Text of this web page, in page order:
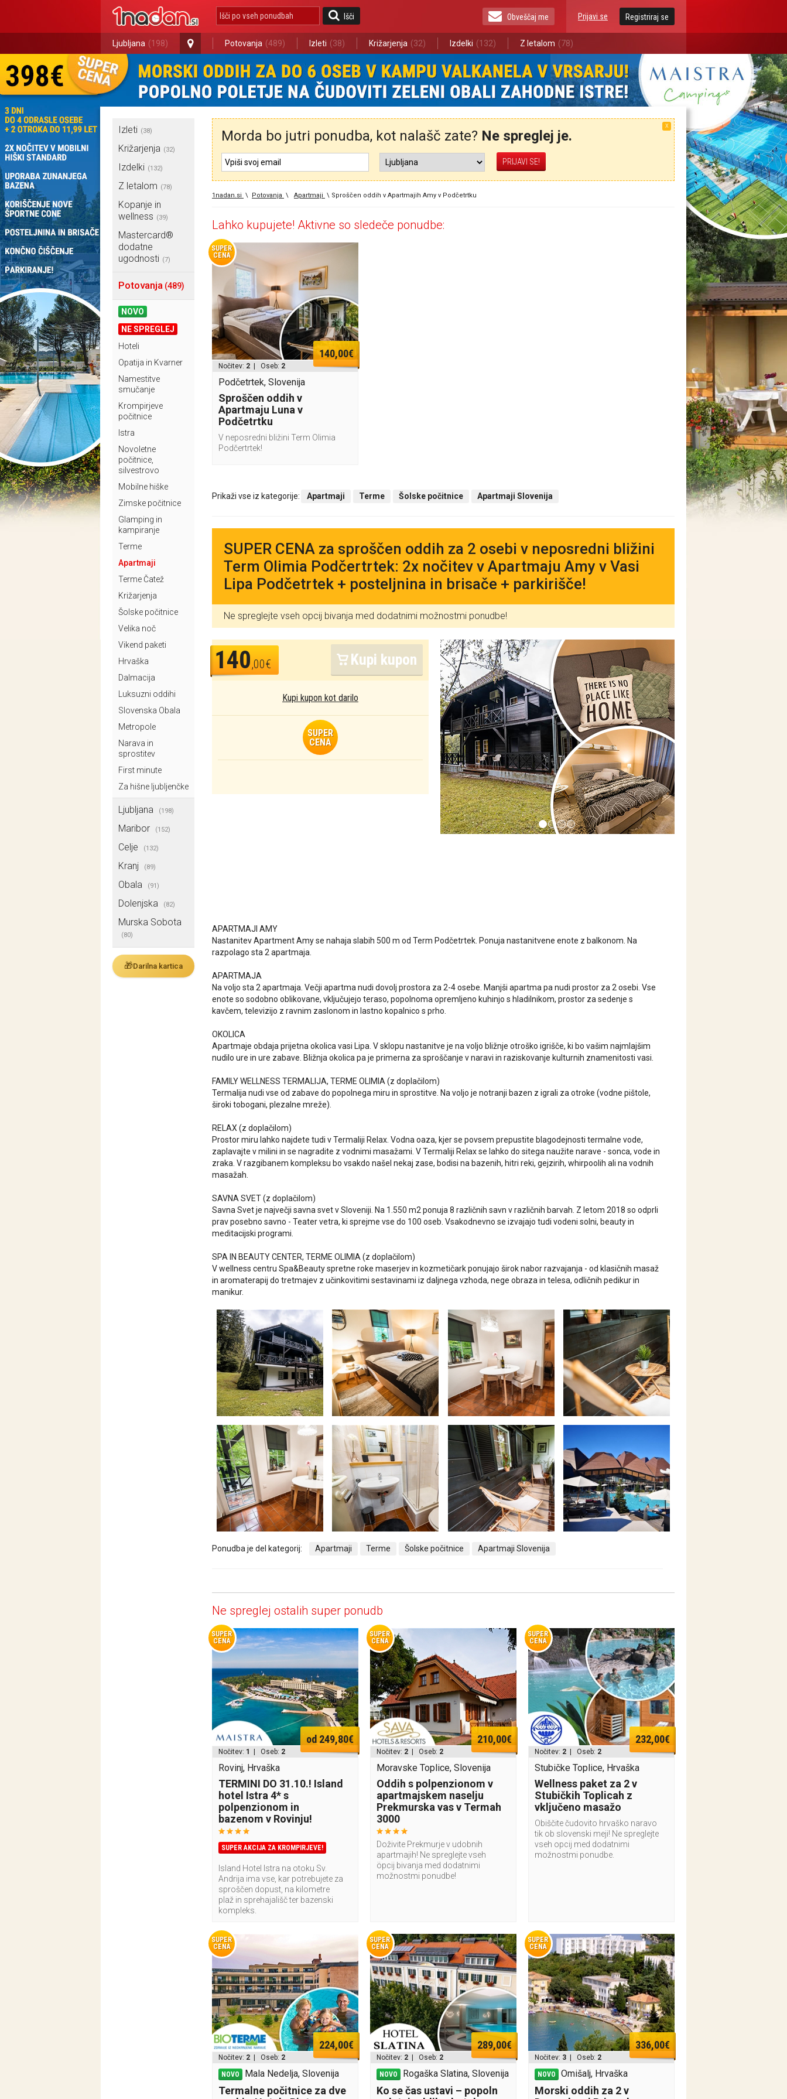
Išči Prijavi se Registriraj se
Obveščaj me
Ljubljana (198) Potovanja (489) Izleti (38) Križarjenja (32) Izdelki (132) Z letalom (78)
Izleti (38)
Križarjenja (32)
Izdelki (132)
Z letalom (78)
Kopanje in
wellness (39)
Mastercard®
dodatne
ugodnosti (7)
Potovanja (489)
NOVO
NE SPREGLEJ
Hoteli
Opatija in Kvarner
Namestitve
smučanje
Krompirjeve
počitnice
Istra
Novoletne
počitnice,
silvestrovo
Mobilne hiške
Zimske počitnice
Glamping in
kampiranje
Terme
Apartmaji
Terme Čatež
Križarjenja
Šolske počitnice
Velika noč
Vikend paketi
Hrvaška
Dalmacija
Luksuzni oddihi
Slovenska Obala
Metropole
Narava in
sprostitev
First minute
Za hišne ljubljenčke
Ljubljana (198)
Maribor (152)
Celje (132)
Kranj (89)
Obala (91)
Dolenjska (82)
Murska Sobota
(80)
🎁Darilna kartica
X
Morda bo jutri ponudba, kot nalašč zate? Ne spreglej je.
1nadan.si \ Potovanja \ Apartmaji \ Sproščen oddih v Apartmajih Amy v Podčetrtku
Lahko kupujete! Aktivne so sledeče ponudbe:
SUPER
CENA
140,00€
Nočitev: 2 | Oseb: 2
Podčetrtek, Slovenija
Sproščen oddih v
Apartmaju Luna v
Podčetrtku
V neposredni bližini Term Olimia
Podčertrtek!
Prikaži vse iz kategorije: Apartmaji Terme Šolske počitnice Apartmaji Slovenija
SUPER CENA za sproščen oddih za 2 osebi v neposredni bližini
Term Olimia Podčertrtek: 2x nočitev v Apartmaju Amy v Vasi
Lipa Podčetrtek + posteljnina in brisače + parkirišče!
Ne spreglejte vseh opcij bivanja med dodatnimi možnostmi ponudbe!
140,00€ Kupi kupon
Kupi kupon kot darilo
SUPER
CENA
APARTMAJI AMY
Nastanitev Apartment Amy se nahaja slabih 500 m od Term Podčetrtek. Ponuja nastanitvene enote z balkonom. Na
razpolago sta 2 apartmaja.
APARTMAJA
Na voljo sta 2 apartmaja. Večji apartma nudi dovolj prostora za 2-4 osebe. Manjši apartma pa nudi prostor za 2 osebi. Vse
enote so sodobno oblikovane, vključujejo teraso, popolnoma opremljeno kuhinjo s hladilnikom, prostor za sedenje s
kavčem, televizijo z ravnim zaslonom in lastno kopalnico s prho.
OKOLICA
Apartmaje obdaja prijetna okolica vasi Lipa. V sklopu nastanitve je na voljo bližnje otroško igrišče, ki bo vašim najmlajšim
nudilo ure in ure zabave. Bližnja okolica pa je primerna za sproščanje v naravi in raziskovanje kulturnih znamenitosti vasi.
FAMILY WELLNESS TERMALIJA, TERME OLIMIA (z doplačilom)
Termalija nudi vse od zabave do popolnega miru in sprostitve. Na voljo je notranji bazen z igrali za otroke (vodne pištole,
široki tobogani, plezalne mreže).
RELAX (z doplačilom)
Prostor miru lahko najdete tudi v Termaliji Relax. Vodna oaza, kjer se povsem prepustite blagodejnosti termalne vode,
zaplavajte v milini in se nagradite z vodnimi masažami. V Termaliji Relax se lahko do sitega naužite narave - sonca, vode in
zraka. V razgibanem kompleksu bo vsakdo našel nekaj zase, bodisi na bazenih, hitri reki, gejzirih, whirpoolih ali na vodnih
masažah.
SAVNA SVET (z doplačilom)
Savna Svet je največji savna svet v Sloveniji. Na 1.550 m2 ponuja 8 različnih savn v različnih barvah. Z letom 2018 so odprli
prav posebno savno - Teater vetra, ki sprejme vse do 100 oseb. Vsakodnevno se izvajajo tudi vodeni solni, beauty in
meditacijski programi.
SPA IN BEAUTY CENTER, TERME OLIMIA (z doplačilom)
V wellness centru Spa&Beauty spretne roke maserjev in kozmetičark ponujajo širok nabor razvajanja - od klasičnih masaž
in aromaterapij do tretmajev z učinkovitimi sestavinami iz daljnega vzhoda, nege obraza in telesa, odličnih pedikur in
manikur.
Ponudba je del kategorij: Apartmaji Terme Šolske počitnice Apartmaji Slovenija
Ne spreglej ostalih super ponudb
SUPER
CENA
od 249,80€
Nočitev: 1 | Oseb: 2
Rovinj, Hrvaška
TERMINI DO 31.10.! Island
hotel Istra 4* s
polpenzionom in
bazenom v Rovinju!
SUPER AKCIJA ZA KROMPIRJEVE!
Island Hotel Istra na otoku Sv.
Andrija ima vse, kar potrebujete za
sproščen dopust, na kilometre
plaž in sprehajališč ter bazenski
kompleks.
SUPER
CENA
210,00€
Nočitev: 2 | Oseb: 2
Moravske Toplice, Slovenija
Oddih s polpenzionom v
apartmajskem naselju
Prekmurska vas v Termah
3000
Doživite Prekmurje v udobnih
apartmajih! Ne spreglejte vseh
öpcij bivanja med dodatnimi
možnostmi ponudbe!
SUPER
CENA
232,00€
Nočitev: 2 | Oseb: 2
Stubičke Toplice, Hrvaška
Wellness paket za 2 v
Stubičkih Toplicah z
vključeno masažo
Obiščite čudovito hrvaško naravo
tik ob slovenski meji! Ne spreglejte
vseh opcij med dodatnimi
možnostmi ponudbe.
SUPER
CENA
224,00€
Nočitev: 2 | Oseb: 2
NOVO Mala Nedelja, Slovenija
Termalne počitnice za dve
SUPER
CENA
289,00€
Nočitev: 2 | Oseb: 2
NOVO Rogaška Slatina, Slovenija
Ko se čas ustavi – popoln
SUPER
CENA
336,00€
Nočitev: 3 | Oseb: 2
NOVO Omišalj, Hrvaška
Morski oddih za 2 v